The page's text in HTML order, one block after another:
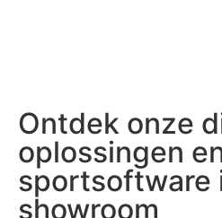
Ontdek onze
oplossingen
sportsoftware
showroom